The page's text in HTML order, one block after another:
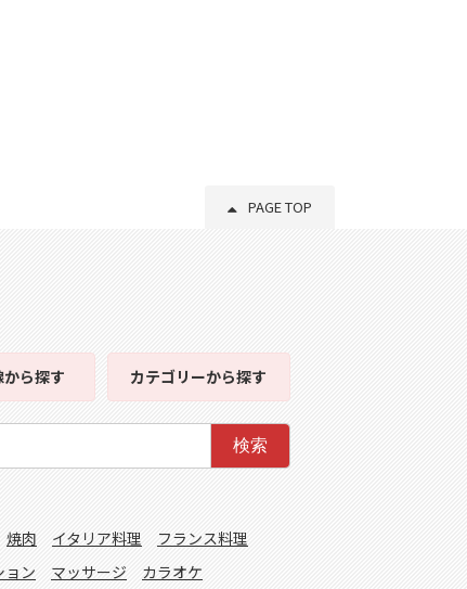
PAGE TOP
から探す カテゴリーから探す
検索
焼肉 イタリア料理
フランス料理
ョン マッサージ
カラオケ